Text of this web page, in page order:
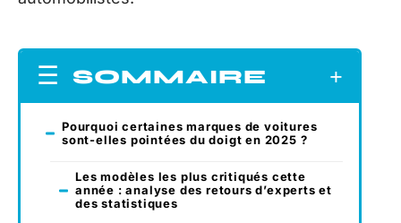
SOMMAIRE
Pourquoi certaines marques de voitures
sont-elles pointées du doigt en 2025 ?
Les modèles les plus critiqués cette
année : analyse des retours d’experts et
des statistiques